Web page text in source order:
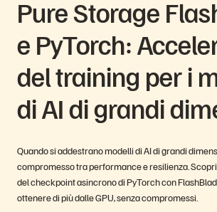
Pure Storage
e PyTorch:
del training per i
di AI di grandi
Quando si addestrano modelli di AI di grandi
compromesso tra performance e resilienza.
del checkpoint asincrono di PyTorch con
ottenere di più dalle GPU, senza compromessi.